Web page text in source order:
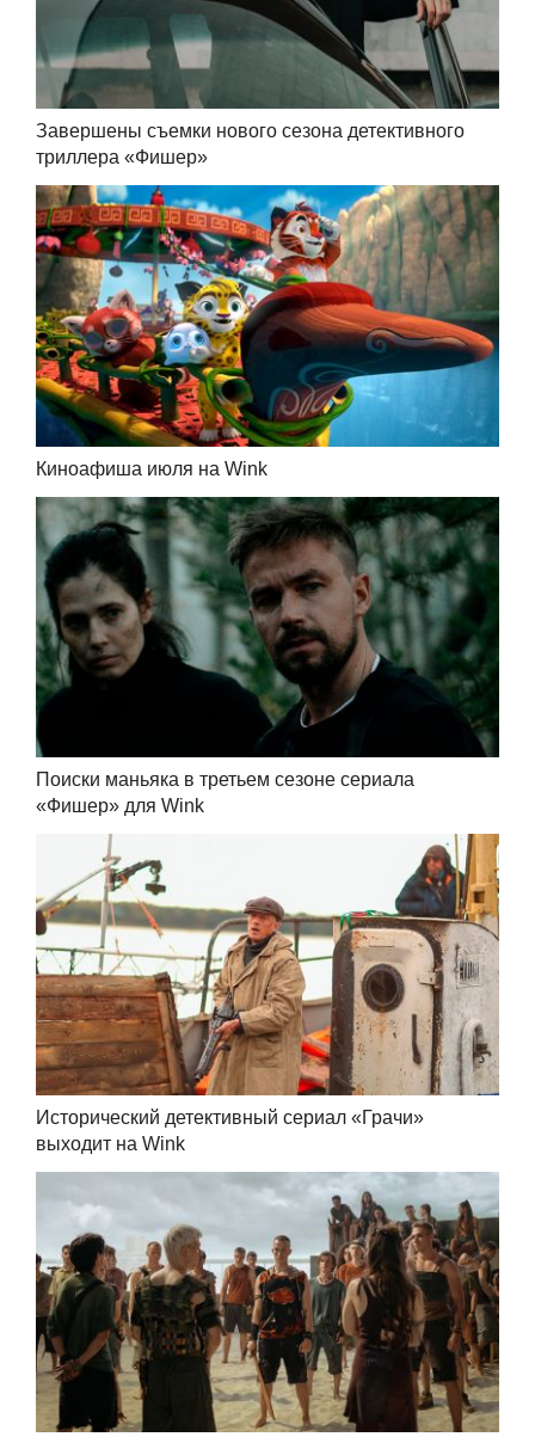
Завершены съемки нового сезона детективного
триллера «Фишер»
Киноафиша июля на Wink
Поиски маньяка в третьем сезоне сериала
«Фишер» для Wink
Исторический детективный сериал «Грачи»
выходит на Wink